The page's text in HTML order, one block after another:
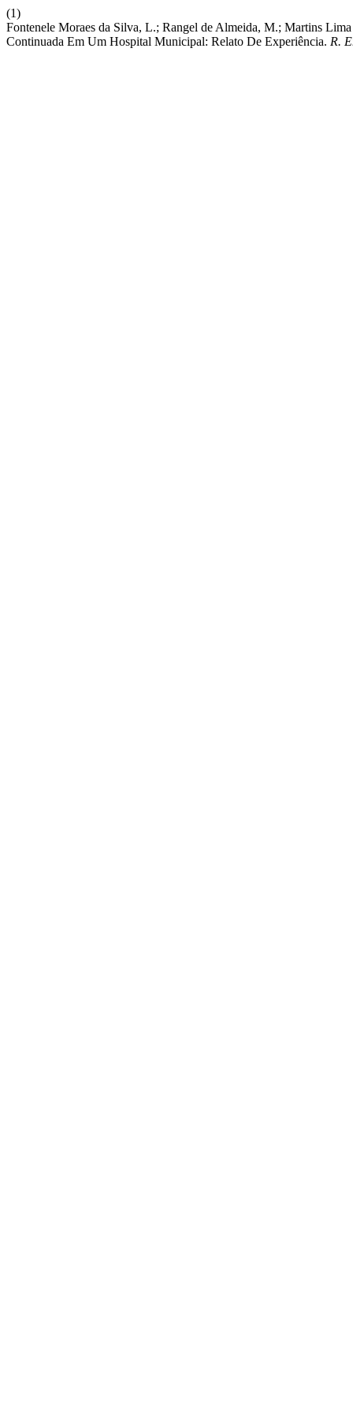
(1)
Fontenele Moraes da Silva, L.; Rangel de Almeida, M.; Martins
Continuada Em Um Hospital Municipal: Relato De Experiência. R.